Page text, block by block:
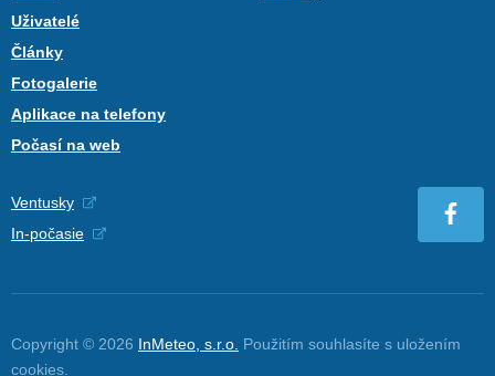
Uživatelé
Články
Fotogalerie
Aplikace na telefony
Počasí na web
Ventusky
In-počasie
Copyright © 2026 InMeteo, s.r.o. Použitím souhlasíte s uložením
cookies